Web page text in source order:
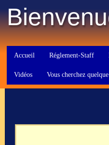
Accueil Réglement-Staff
Vidéos Vous cherchez